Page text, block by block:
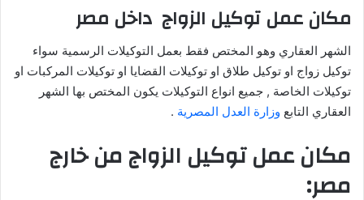
مكان عمل توكيل الزواج داخل مصر
الشهر العقاري وهو المختص فقط بعمل التوكيلات الرسمية سواء
توكيل زواج او توكيل طلاق او توكيلات القضايا او توكيلات المركبات او
توكيلات الخاصة , جميع انواع التوكيلات يكون المختص بها الشهر
العقاري التابع وزارة العدل المصرية .
مكان عمل توكيل الزواج من خارج
مصر: